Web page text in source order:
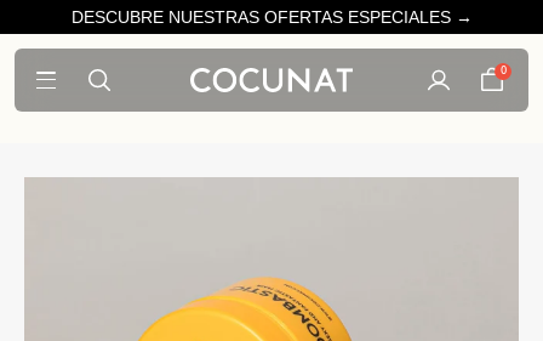
DESCUBRE NUESTRAS OFERTAS ESPECIALES →
0